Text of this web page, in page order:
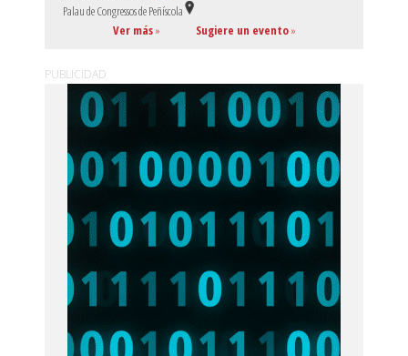
Palau de Congressos de Peñíscola
Ver más» Sugiere un evento»
PUBLICIDAD